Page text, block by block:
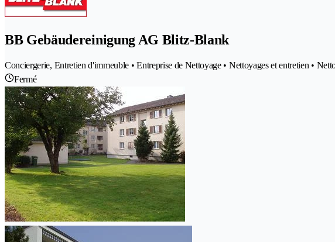
BB Gebäudereinigung AG Blitz-Blank
Conciergerie, Entretien d'immeuble • Entreprise de Nettoyage • Nettoyages et entretien •
Fermé